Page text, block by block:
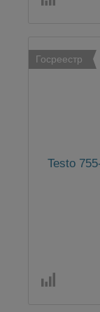
Госреестр
Testo